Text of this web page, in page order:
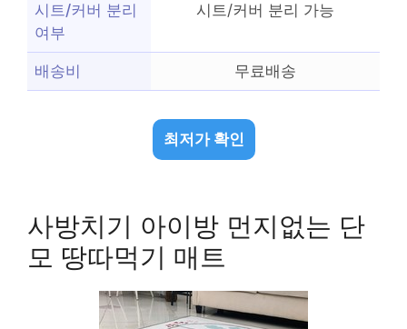
시트/커버 분리
여부
시트/커버 분리 가능
배송비 무료배송
최저가 확인
사방치기 아이방 먼지없는 단
모 땅따먹기 매트